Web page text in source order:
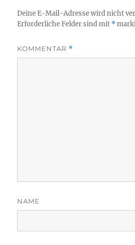
Deine E-Mail-Adresse wird nicht
Erforderliche Felder sind mit *
KOMMENTAR *
NAME